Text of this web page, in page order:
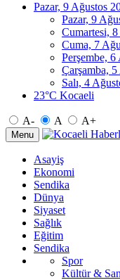
Pazar, 9 Ağustos
Pazar, 9
Cumartesi,
Cuma, 7
Perşembe,
Çarşamba,
Salı, 4
23°C Kocaeli
A- A A+
Menu
Asayiş
Ekonomi
Sendika
Dünya
Siyaset
Sağlık
Eğitim
Sendika
Spor
Kültür &